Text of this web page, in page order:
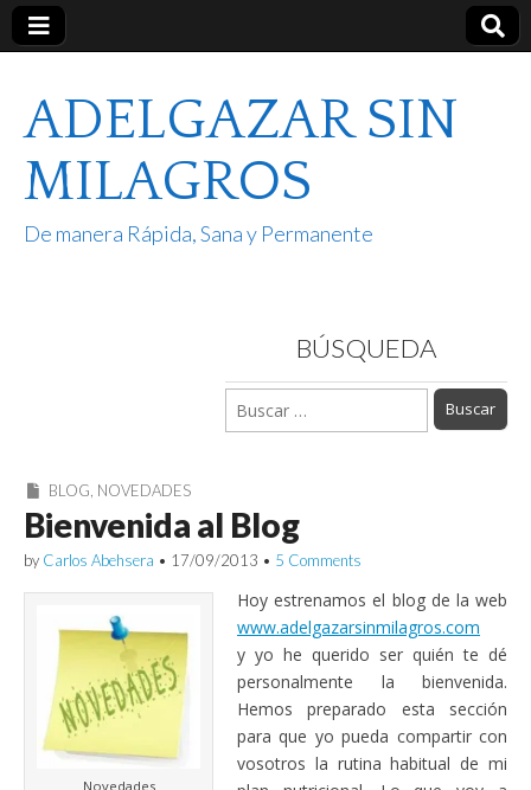
ADELGAZAR SIN
MILAGROS
De manera Rápida, Sana y Permanente
BÚSQUEDA
Buscar:
BLOG, NOVEDADES
Bienvenida al Blog
by Carlos Abehsera • 17/09/2013 • 5 Comments
Novedades
Hoy estrenamos el blog de la web
www.adelgazarsinmilagros.com
y yo he querido ser quién te dé
personalmente la bienvenida.
Hemos preparado esta sección
para que yo pueda compartir con
vosotros la rutina habitual de mi